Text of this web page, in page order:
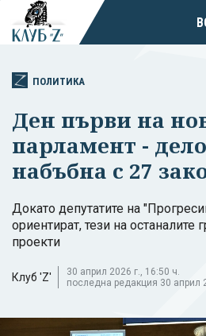
ПОЛИТИКА
Ден първи на
парламент -
набъбна с 27
Докато депутатите на
ориентират, тези на останалите
проекти
Клуб 'Z'
30 април 2026 г., 16:50 ч.
последна редакция 30 април